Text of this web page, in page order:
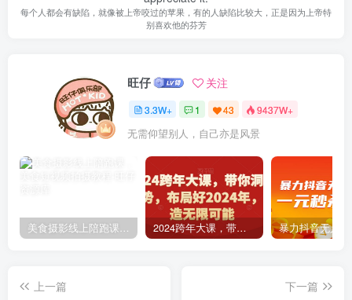
每个人都会有缺陷，就像被上帝咬过的苹果，有的人缺陷比较大，正是因为上帝特
别喜欢他的芬芳
旺仔 关注
3.3W+ 1 43 9437W+
无需仰望别人，自己亦是风景
美食摄影线上陪跑课，美食短视频拍摄教程 2024跨年大课，​带你洞察趋势，布局好2024年，创造无限可能
上一篇
下一篇